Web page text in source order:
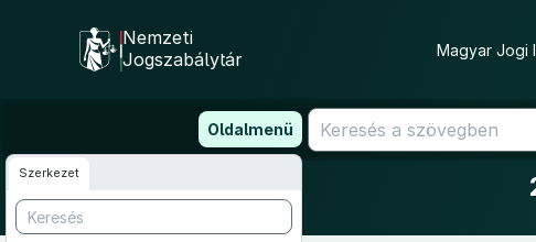
tartalomra
Nemzeti
Jogszabálytár
Magyar Jogi
Oldalmenü
Szerkezet